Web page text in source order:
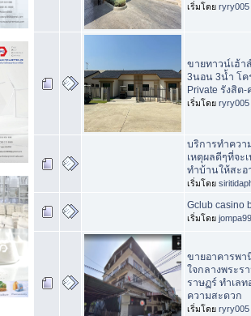
เริ่มโดย ryry005
ขายทาวน์เฮ้า
3นอน 3น้ำ โค
Private รังสิต
เริ่มโดย ryry005
บริการทำควา
เหตุผลดีๆที่จะ
ทำบ้านให้สะอ
เริ่มโดย
Gclub casino
เริ่มโดย
ขายอาคารพา
ใจกลางพระร
ราษฏร์ ทำเลท
ความสะดวก
เริ่มโดย ryry005